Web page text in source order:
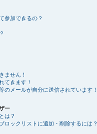
参加できるの？
ません！
てきます！
のメールが自分に送信されています！
ー
は？
ロックリストに追加・削除するには？